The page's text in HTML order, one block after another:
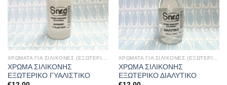
ΧΡΩΜΑ ΣΙΛΙΚΟΝΗΣ
ΕΞΩΤΕΡΙΚΟ ΓΥΑΛΙΣΤΙΚΟ
ΧΡΩΜΑ ΣΙΛΙΚΟΝΗΣ
ΕΞΩΤΕΡΙΚΟ ΔΙΑΛΥΤΙΚΟ